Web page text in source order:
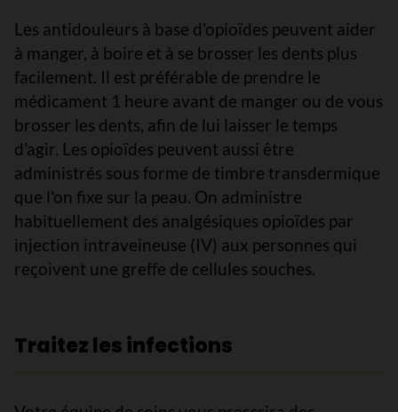
Les antidouleurs à base d'opioïdes peuvent aider
à manger, à boire et à se brosser les dents plus
facilement. Il est préférable de prendre le
médicament 1 heure avant de manger ou de vous
brosser les dents, afin de lui laisser le temps
d'agir. Les opioïdes peuvent aussi être
administrés sous forme de timbre transdermique
que l'on fixe sur la peau. On administre
habituellement des analgésiques opioïdes par
injection intraveineuse (IV) aux personnes qui
reçoivent une greffe de cellules souches.
Traitez les infections